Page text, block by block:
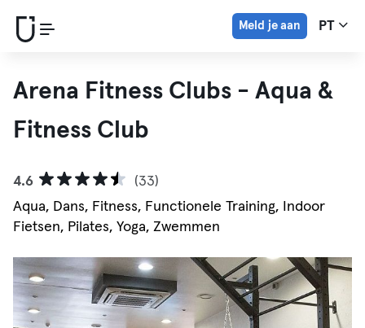
Meld je aan PT
Arena Fitness Clubs - Aqua &
Fitness Club
4.6
(33)
Aqua, Dans, Fitness, Functionele Training, Indoor
Fietsen, Pilates, Yoga, Zwemmen